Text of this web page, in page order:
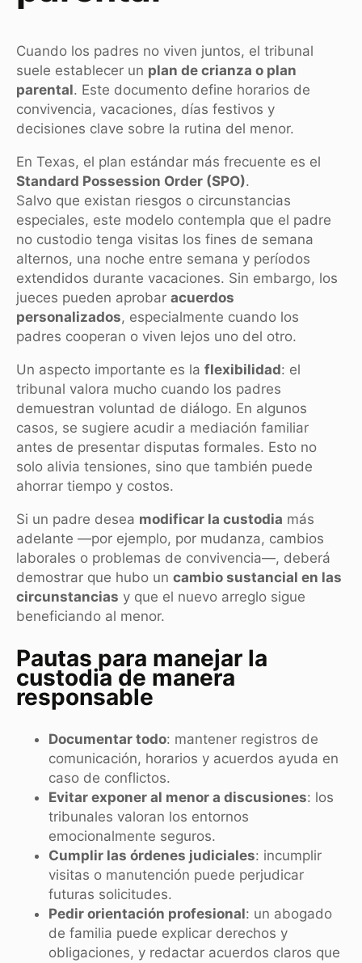
Cuando los padres no viven juntos, el tribunal
suele establecer un plan de crianza o plan
parental. Este documento define horarios de
convivencia, vacaciones, días festivos y
decisiones clave sobre la rutina del menor.
En Texas, el plan estándar más frecuente es el
Standard Possession Order (SPO).
Salvo que existan riesgos o circunstancias
especiales, este modelo contempla que el padre
no custodio tenga visitas los fines de semana
alternos, una noche entre semana y períodos
extendidos durante vacaciones. Sin embargo, los
jueces pueden aprobar acuerdos
personalizados, especialmente cuando los
padres cooperan o viven lejos uno del otro.
Un aspecto importante es la flexibilidad: el
tribunal valora mucho cuando los padres
demuestran voluntad de diálogo. En algunos
casos, se sugiere acudir a mediación familiar
antes de presentar disputas formales. Esto no
solo alivia tensiones, sino que también puede
ahorrar tiempo y costos.
Si un padre desea modificar la custodia más
adelante —por ejemplo, por mudanza, cambios
laborales o problemas de convivencia—, deberá
demostrar que hubo un cambio sustancial en las
circunstancias y que el nuevo arreglo sigue
beneficiando al menor.
Pautas para manejar la
custodia de manera
responsable
Documentar todo: mantener registros de
comunicación, horarios y acuerdos ayuda en
caso de conflictos.
Evitar exponer al menor a discusiones: los
tribunales valoran los entornos
emocionalmente seguros.
Cumplir las órdenes judiciales: incumplir
visitas o manutención puede perjudicar
futuras solicitudes.
Pedir orientación profesional: un abogado
de familia puede explicar derechos y
obligaciones, y redactar acuerdos claros que